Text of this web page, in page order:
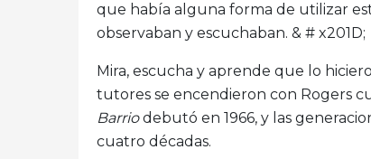
que había alguna forma de utilizar
observaban y escuchaban. & # x201D;
Mira, escucha y aprende que lo
tutores se encendieron con Rogers
Barriodebutó en 1966, y las
cuatro décadas.